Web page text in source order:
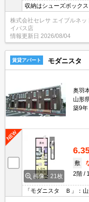
収納はシューズボック
など大変充実しており
ターホン付きです。駐
要です。時間が経って
きのお風呂です。
株式会社セレサ エイブルネッ
イパス店
情報更新日 2026/08/04
賃貸アパート モダニスタ
奥羽
山形
築9年
画像：21枚
敷
2階
「モダニスタ Ｂ」：山